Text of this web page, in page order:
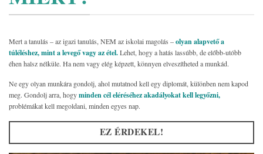
Mert a tanulás – az igazi tanulás, NEM az iskolai magolás –olyan alapvető a
túléléshez, mint a levegő vagy az étel.Lehet, hogy a hatás lassúbb, de előbb-utóbb
éhen halsz nélküle. Ha nem vagy elég képzett, könnyen elveszítheted a munkád.
Ne egy olyan munkára gondolj, ahol mutatnod kell egy diplomát, különben nem kapod
meg. Gondolj arra, hogyminden cél eléréséhez akadályokat kell legyőzni,
problémákat kell megoldani, minden egyes nap.
EZ ÉRDEKEL!